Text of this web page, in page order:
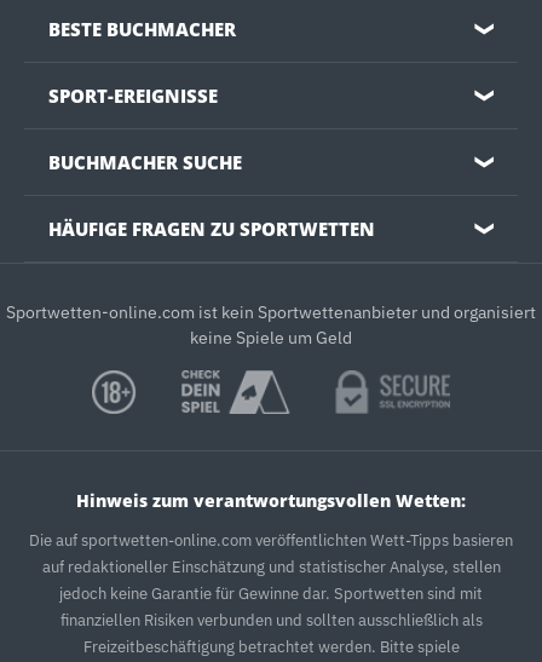
BESTE BUCHMACHER ❯
SPORT-EREIGNISSE ❯
BUCHMACHER SUCHE ❯
HÄUFIGE FRAGEN ZU SPORTWETTEN ❯
Sportwetten-online.com ist kein Sportwettenanbieter und organisiert
keine Spiele um Geld
Hinweis zum verantwortungsvollen Wetten:
Die auf sportwetten-online.com veröffentlichten Wett-Tipps basieren
auf redaktioneller Einschätzung und statistischer Analyse, stellen
jedoch keine Garantie für Gewinne dar. Sportwetten sind mit
finanziellen Risiken verbunden und sollten ausschließlich als
Freizeitbeschäftigung betrachtet werden. Bitte spiele